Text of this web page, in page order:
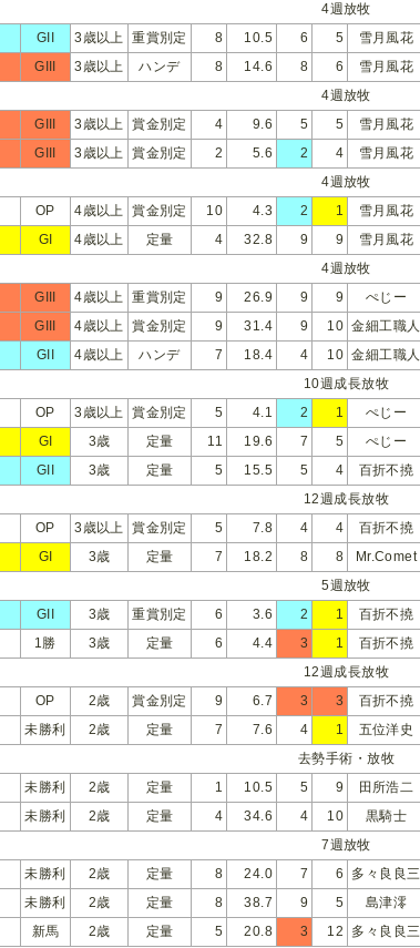
4週放牧
GII 3歳以上 重賞別定 8 10.5 6 5 雪月風花
GIII 3歳以上 ハンデ 8 14.6 8 6 雪月風花
4週放牧
GIII 3歳以上 賞金別定 4 9.6 5 5 雪月風花
GIII 3歳以上 賞金別定 2 5.6 2 4 雪月風花
4週放牧
OP 4歳以上 賞金別定 10 4.3 2 1 雪月風花
GI 4歳以上 定量 4 32.8 9 9 雪月風花
4週放牧
GIII 4歳以上 重賞別定 9 26.9 9 9 ぺじー
GIII 4歳以上 賞金別定 9 31.4 9 10 金細工職人
GII 4歳以上 ハンデ 7 18.4 4 10 金細工職人
10週成長放牧
OP 3歳以上 賞金別定 5 4.1 2 1 ぺじー
GI 3歳 定量 11 19.6 7 5 ぺじー
GII 3歳 定量 5 15.5 5 4 百折不撓
12週成長放牧
OP 3歳以上 賞金別定 5 7.8 4 4 百折不撓
GI 3歳 定量 7 18.2 8 8 Mr.Comet
5週放牧
GII 3歳 重賞別定 6 3.6 2 1 百折不撓
1勝 3歳 定量 6 4.4 3 1 百折不撓
12週成長放牧
OP 2歳 賞金別定 9 6.7 3 3 百折不撓
未勝利 2歳 定量 7 7.6 4 1 五位洋史
去勢手術・放牧
未勝利 2歳 定量 1 10.5 5 9 田所浩二
未勝利 2歳 定量 4 34.6 4 10 黒騎士
7週放牧
未勝利 2歳 定量 8 24.0 7 6 多々良良三
未勝利 2歳 定量 8 38.7 9 5 島津澪
新馬 2歳 定量 5 20.8 3 12 多々良良三